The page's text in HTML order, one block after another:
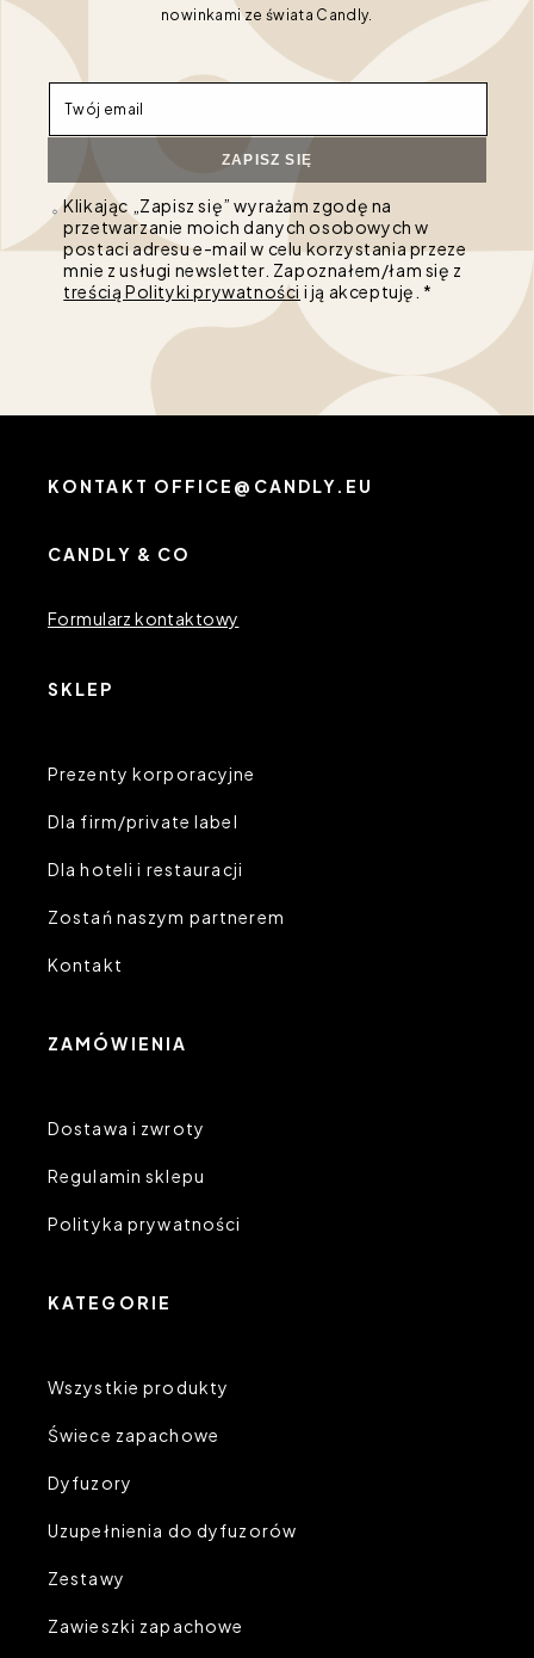
nowinkami ze świata Candly.
Twój email
ZAPISZ SIĘ
Klikając „Zapisz się” wyrażam zgodę na
przetwarzanie moich danych osobowych w
postaci adresu e-mail w celu korzystania przeze
mnie z usługi newsletter. Zapoznałem/łam się z
treścią Polityki prywatności i ją akceptuję. *
KONTAKT OFFICE@CANDLY.EU
CANDLY & CO
Formularz kontaktowy
SKLEP
Prezenty korporacyjne
Dla firm/private label
Dla hoteli i restauracji
Zostań naszym partnerem
Kontakt
ZAMÓWIENIA
Dostawa i zwroty
Regulamin sklepu
Polityka prywatności
KATEGORIE
Wszystkie produkty
Świece zapachowe
Dyfuzory
Uzupełnienia do dyfuzorów
Zestawy
Zawieszki zapachowe